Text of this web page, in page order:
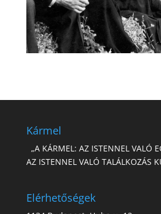
Kármel
„A KÁRMEL: AZ ISTENNEL VALÓ
AZ ISTENNEL VALÓ TALÁLKOZÁS
Elérhetőségek